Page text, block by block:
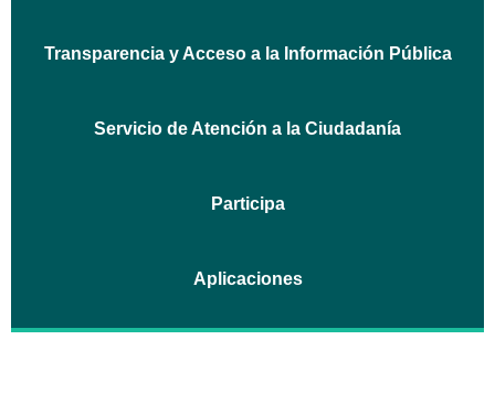
Transparencia y Acceso a la Información Pública
Servicio de Atención a la Ciudadanía
Participa
Aplicaciones